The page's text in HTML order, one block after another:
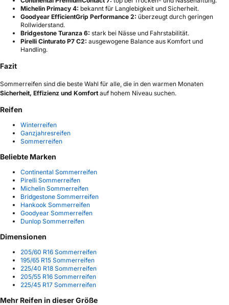
Michelin Primacy 4: bekannt für Langlebigkeit und Sicherheit.
Goodyear EfficientGrip Performance 2: überzeugt durch geringen
Rollwiderstand.
Bridgestone Turanza 6: stark bei Nässe und Fahrstabilität.
Pirelli Cinturato P7 C2: ausgewogene Balance aus Komfort und
Handling.
Fazit
Sommerreifen sind die beste Wahl für alle, die in den warmen Monaten
Sicherheit, Effizienz und Komfort auf hohem Niveau suchen.
Reifen
Winterreifen
Ganzjahresreifen
Sommerreifen
Beliebte Marken
Continental Sommerreifen
Pirelli Sommerreifen
Michelin Sommerreifen
Bridgestone Sommerreifen
Hankook Sommerreifen
Goodyear Sommerreifen
Dunlop Sommerreifen
Dimensionen
205/60 R16 Sommerreifen
195/65 R15 Sommerreifen
225/40 R18 Sommerreifen
205/55 R16 Sommerreifen
225/45 R17 Sommerreifen
Mehr Reifen in dieser Größe